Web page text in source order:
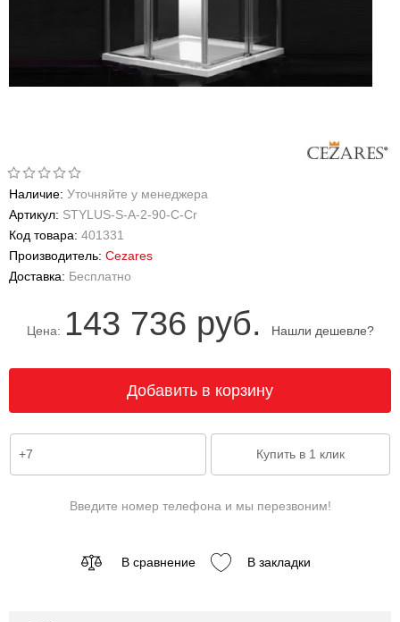
Наличие: Уточняйте у менеджера
Артикул: STYLUS-S-A-2-90-C-Cr
Код товара: 401331
Производитель: Cezares
Доставка: Бесплатно
Цена: 143 736 руб. Нашли дешевле?
Введите номер телефона и мы перезвоним!
В сравнение В закладки